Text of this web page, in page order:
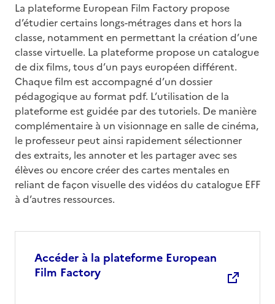
La plateforme European Film Factory propose
d’étudier certains longs-métrages dans et hors la
classe, notamment en permettant la création d’une
classe virtuelle. La plateforme propose un catalogue
de dix films, tous d’un pays européen différent.
Chaque film est accompagné d’un dossier
pédagogique au format pdf. L’utilisation de la
plateforme est guidée par des tutoriels. De manière
complémentaire à un visionnage en salle de cinéma,
le professeur peut ainsi rapidement sélectionner
des extraits, les annoter et les partager avec ses
élèves ou encore créer des cartes mentales en
reliant de façon visuelle des vidéos du catalogue EFF
à d’autres ressources.
Accéder à la plateforme European
Film Factory